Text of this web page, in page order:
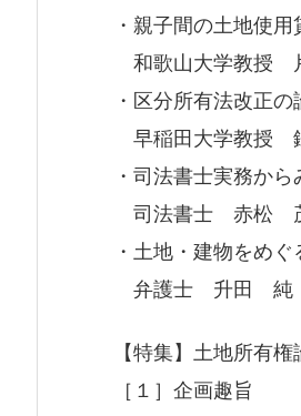
・親子間の土地使
和歌山大学教授
・区分所有法改正
早稲田大学教授
・司法書士実務か
司法書士 赤松
・土地・建物をめ
弁護士 升田 純
【特集】土地所有
［１］企画趣旨